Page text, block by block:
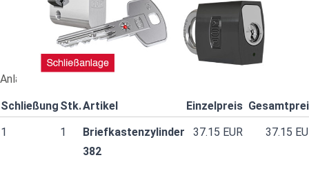
Porovnat
Anlagennummer: CA651247
Schließung Stk.Artikel Einzelpreis
1
1
Briefkastenzylinder
382
37.15 EUR 37.15